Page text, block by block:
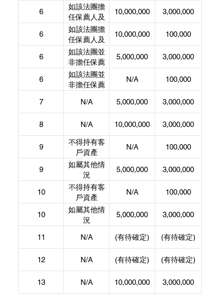
6
如該法團擔
任保薦人及
持有客戶資
產
10,000,000 3,000,000
6
如該法團擔
任保薦人及
不得持有客
戶資產
10,000,000 100,000
6
如該法團並
非擔任保薦
人及持有客
戶資產
5,000,000 3,000,000
6
如該法團並
非擔任保薦
有客戶資產
N/A 100,000
7 N/A 5,000,000 3,000,000
8 N/A 10,000,000 3,000,000
9
不得持有客
戶資產
N/A 100,000
9
如屬其他情
況
5,000,000 3,000,000
10
不得持有客
戶資產
N/A 100,000
10
如屬其他情
況
5,000,000 3,000,000
11 N/A (有待確定) (有待確定)
12 N/A (有待確定) (有待確定)
13 N/A 10,000,000 3,000,000